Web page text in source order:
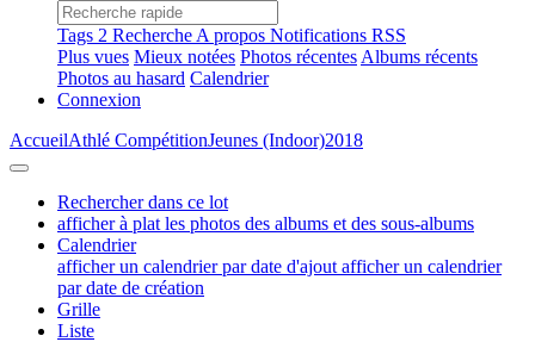
Tags 2 Recherche A propos Notifications RSS
Plus vues Mieux notées Photos récentes Albums récents
Photos au hasard Calendrier
Connexion
AccueilAthlé CompétitionJeunes (Indoor)2018
Rechercher dans ce lot
afficher à plat les photos des albums et des sous-albums
Calendrier
afficher un calendrier par date d'ajout afficher un calendrier
par date de création
Grille
Liste